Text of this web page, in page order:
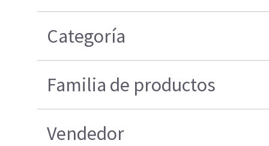
Categoría
Familia de productos
Vendedor